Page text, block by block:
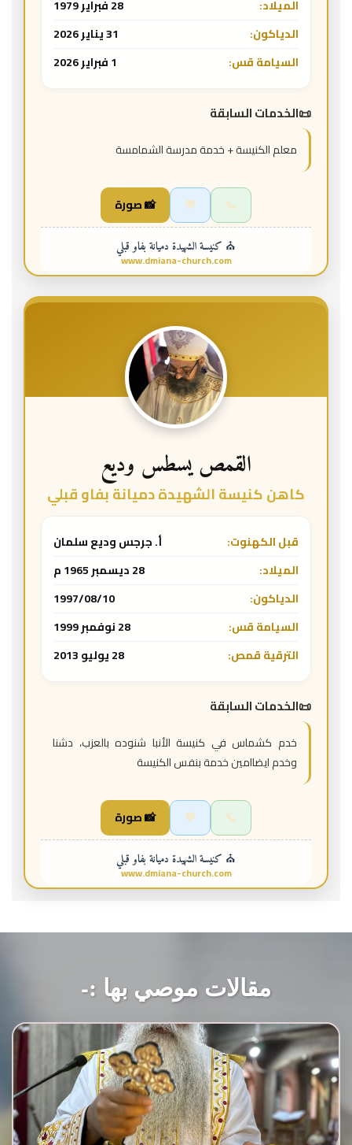
الميلاد:
28 فبراير 1979
الدياكون:
31 يناير 2026
السيامة قس:
1 فبراير 2026
الخدمات السابقة
معلم الكنيسة + خدمة مدرسة الشمامسة
📞
💬 📸 صورة
⛪ كنيسة الشهيدة دميانة بفاو قبلي
www.dmiana-church.com
القمص يسطس وديع
كاهن كنيسة الشهيدة دميانة بفاو قبلي
قبل الكهنوت:
أ. جرجس وديع سلمان
الميلاد:
28 ديسمبر 1965 م
الدياكون:
1997/08/10
السيامة قس:
28 نوفمبر 1999
الترقية قمص:
28 يوليو 2013
الخدمات السابقة
خدم كشماس في كنيسة الأنبا شنوده بالعزب، دشنا
وخدم ايضاامين خدمة بنفس الكنيسة
📞
💬 📸 صورة
⛪ كنيسة الشهيدة دميانة بفاو قبلي
www.dmiana-church.com
مقالات موصي بها :-